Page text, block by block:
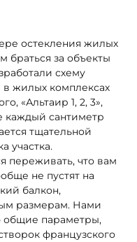
остекления жилых
браться за объекты
схему
в жилых комплексах
«Альтаир 1, 2, 3»,
каждый сантиметр
тщательной
участка.
переживать, что вам
не пустят на
балкон,
размерам. Нами
общие параметры,
французского